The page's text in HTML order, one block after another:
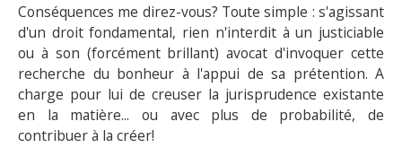
Conséquences me direz-vous? Toute simple : s'agissant
d'un droit fondamental, rien n'interdit à un justiciable
ou à son (forcément brillant) avocat d'invoquer cette
recherche du bonheur à l'appui de sa prétention. A
charge pour lui de creuser la jurisprudence existante
en la matière... ou avec plus de probabilité, de
contribuer à la créer!